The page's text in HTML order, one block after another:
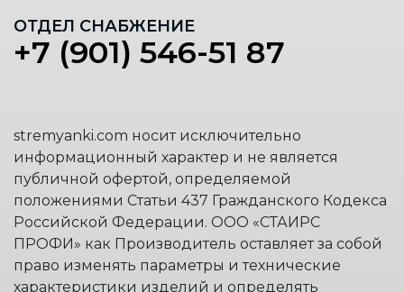
ОТДЕЛ СНАБЖЕНИЕ
+7 (901) 546-51 87
stremyanki.com носит исключительно
информационный характер и не является
публичной офертой, определяемой
положениями Статьи 437 Гражданского Кодекса
Российской Федерации. ООО «СТАИРС
ПРОФИ» как Производитель оставляет за собой
право изменять параметры и технические
характеристики изделий и определять